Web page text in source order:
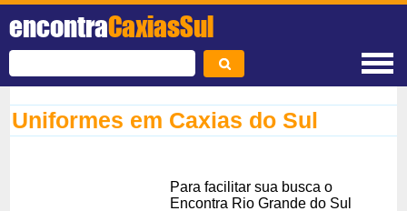
encontraCaxiasSul
Uniformes em Caxias do Sul
Para facilitar sua busca o
Encontra Rio Grande do Sul